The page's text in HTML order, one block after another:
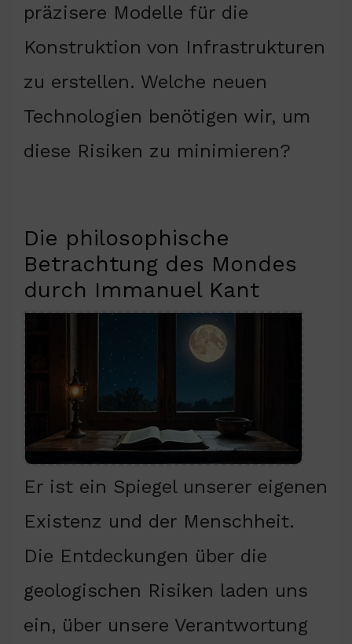
präzisere Modelle für die
Konstruktion von Infrastrukturen
zu erstellen. Welche neuen
Technologien benötigen wir, um
diese Risiken zu minimieren?
Die philosophische
Betrachtung des Mondes
durch Immanuel Kant
Er ist ein Spiegel unserer eigenen
Existenz und der Menschheit.
Die Entdeckungen über die
geologischen Risiken laden uns
ein, über unsere Verantwortung